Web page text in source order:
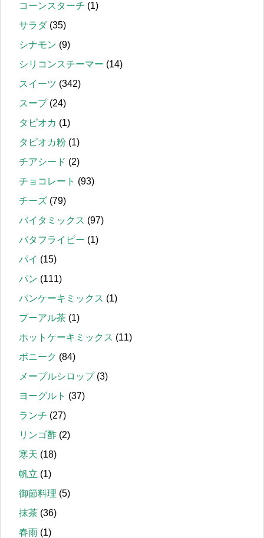
コーンスターチ (1)
サラダ(35)
シナモン (9)
シリコンスチーマー (14)
スイーツ (342)
スープ(24)
タピオカ (1)
タピオカ粉 (1)
チアシード (2)
チョコレート (93)
チーズ (79)
バイタミックス (97)
バタフライピー (1)
パイ (15)
パン (111)
パンケーキミックス (1)
プーアル茶 (1)
ホットケーキミックス (11)
ボニーク (84)
メープルシロップ(3)
ヨーグルト (37)
ランチ (27)
リンゴ酢 (2)
寒天 (18)
帆立 (1)
御節料理 (5)
抹茶 (36)
春雨 (1)